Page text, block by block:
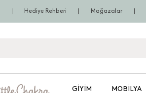
Hediye Rehberi Mağazalar
GIYIM MOBILYA